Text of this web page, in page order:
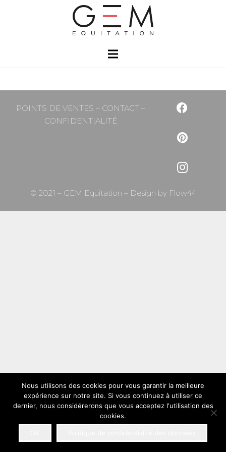
POINTS DE VENTES – CONTACT–
CONFIDENTIALITÉ
© 2021 – GEM Equitation – Design byFlow44
Nous utilisons des cookies pour vous garantir la meilleure
expérience sur notre site. Si vous continuez à utiliser ce
dernier, nous considérerons que vous acceptez l'utilisation des
cookies.